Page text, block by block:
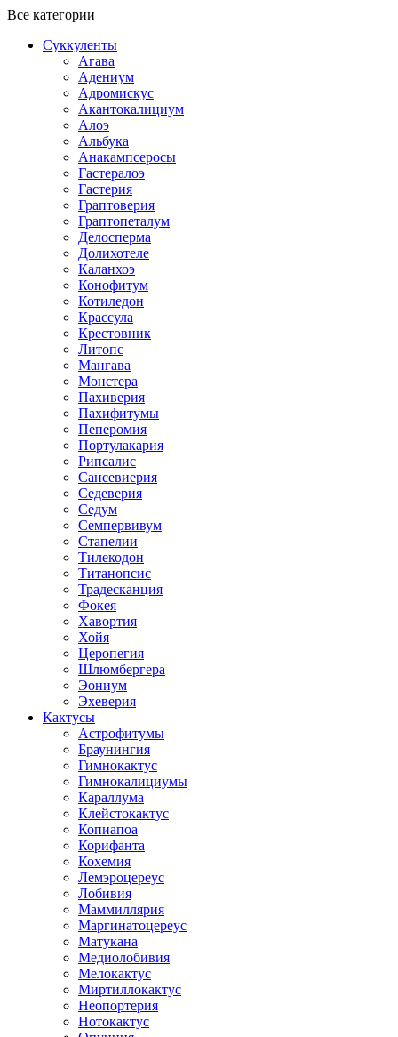
Все категории
Суккуленты
Агава
Адениум
Адромискус
Акантокалициум
Алоэ
Альбука
Анакампсеросы
Гастералоэ
Гастерия
Граптоверия
Граптопеталум
Делосперма
Долихотеле
Каланхоэ
Конофитум
Котиледон
Крассула
Крестовник
Литопс
Мангава
Монстера
Пахиверия
Пахифитумы
Пеперомия
Портулакария
Рипсалис
Сансевиерия
Седеверия
Седум
Семпервивум
Стапелии
Тилекодон
Титанопсис
Традесканция
Фокея
Хавортия
Хойя
Церопегия
Шлюмбергера
Эониум
Эхеверия
Кактусы
Астрофитумы
Браунингия
Гимнокактус
Гимнокалициумы
Караллума
Клейстокактус
Копиапоа
Корифанта
Кохемия
Лемэроцереус
Лобивия
Маммиллярия
Маргинатоцереус
Матукана
Медиолобивия
Мелокактус
Миртиллокактус
Неопортерия
Нотокактус